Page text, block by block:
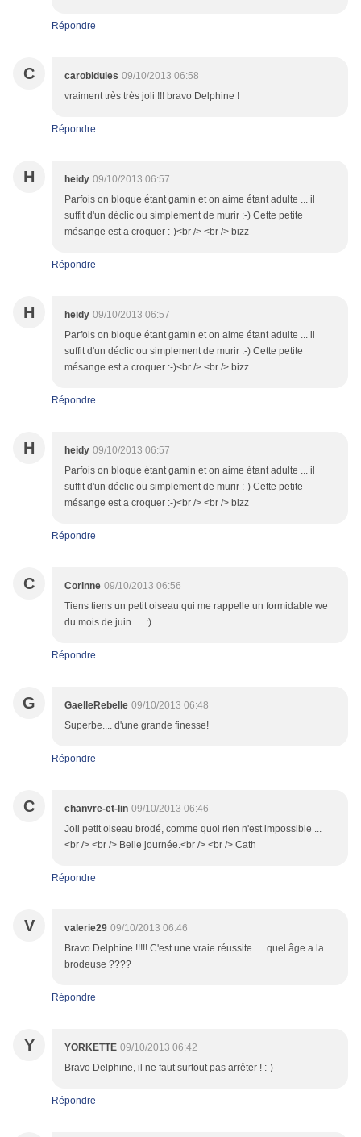
Répondre
C carobidules 09/10/2013 06:58
vraiment très très joli !!! bravo Delphine !
Répondre
H heidy 09/10/2013 06:57
Parfois on bloque étant gamin et on aime étant adulte ... il
suffit d'un déclic ou simplement de murir :-) Cette petite
mésange est a croquer :-)<br /> <br /> bizz
Répondre
H heidy 09/10/2013 06:57
Parfois on bloque étant gamin et on aime étant adulte ... il
suffit d'un déclic ou simplement de murir :-) Cette petite
mésange est a croquer :-)<br /> <br /> bizz
Répondre
H heidy 09/10/2013 06:57
Parfois on bloque étant gamin et on aime étant adulte ... il
suffit d'un déclic ou simplement de murir :-) Cette petite
mésange est a croquer :-)<br /> <br /> bizz
Répondre
C Corinne 09/10/2013 06:56
Tiens tiens un petit oiseau qui me rappelle un formidable we
du mois de juin..... :)
Répondre
G GaelleRebelle 09/10/2013 06:48
Superbe.... d'une grande finesse!
Répondre
C chanvre-et-lin 09/10/2013 06:46
Joli petit oiseau brodé, comme quoi rien n'est impossible ...
<br /> <br /> Belle journée.<br /> <br /> Cath
Répondre
V valerie29 09/10/2013 06:46
Bravo Delphine !!!!! C'est une vraie réussite......quel âge a la
brodeuse ????
Répondre
Y YORKETTE 09/10/2013 06:42
Bravo Delphine, il ne faut surtout pas arrêter ! :-)
Répondre